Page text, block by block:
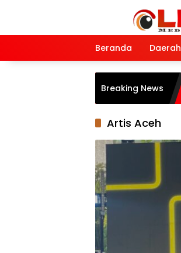
Beranda
Daerah
Breaking News
Artis Aceh